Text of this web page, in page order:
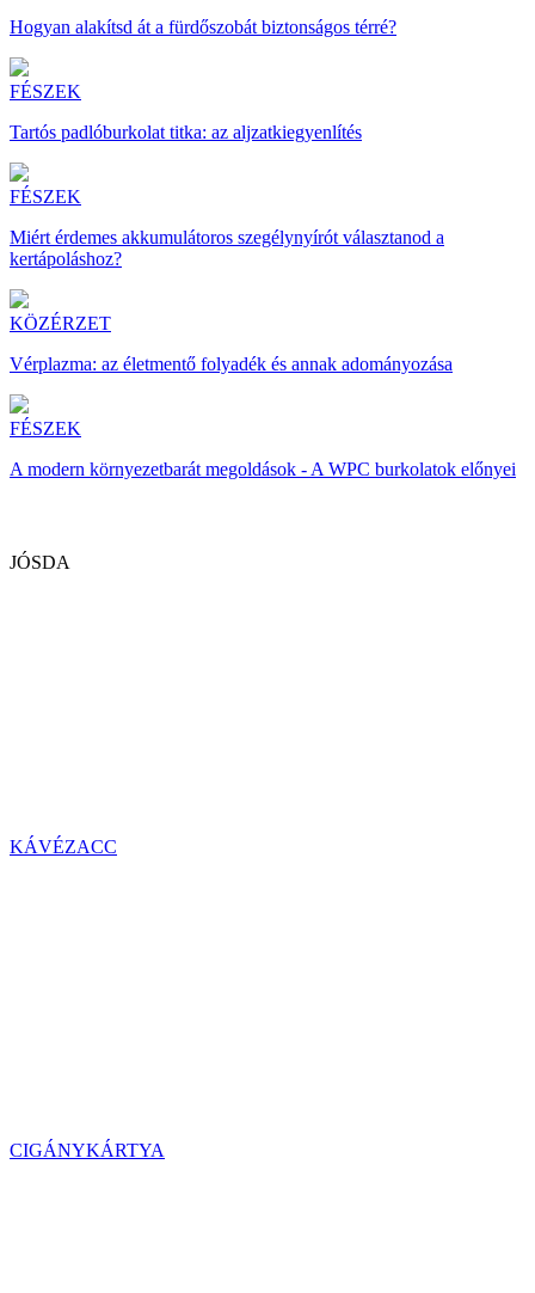
Hogyan alakítsd át a fürdőszobát biztonságos térré?
FÉSZEK
Tartós padlóburkolat titka: az aljzatkiegyenlítés
FÉSZEK
Miért érdemes akkumulátoros szegélynyírót választanod a
kertápoláshoz?
KÖZÉRZET
Vérplazma: az életmentő folyadék és annak adományozása
FÉSZEK
A modern környezetbarát megoldások - A WPC burkolatok előnyei
JÓSDA
KÁVÉZACC
CIGÁNYKÁRTYA